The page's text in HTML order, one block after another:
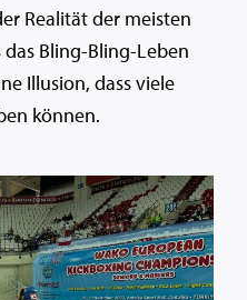
Realität der meisten
Bling-Bling-Leben
Illusion, dass viele
können.